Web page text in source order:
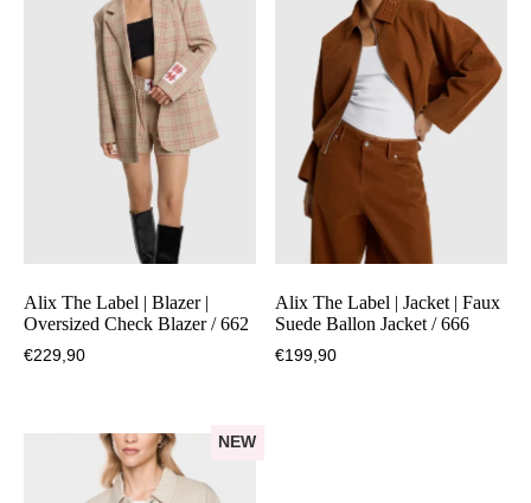
Alix The Label | Blazer |
Oversized Check Blazer / 662
€229,90
Alix The Label | Jacket | Faux
Suede Ballon Jacket / 666
€199,90
NEW